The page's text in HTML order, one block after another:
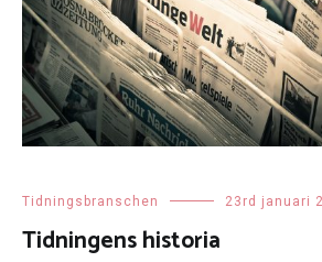
Tidningsbranschen 23rd januari
Tidningens historia